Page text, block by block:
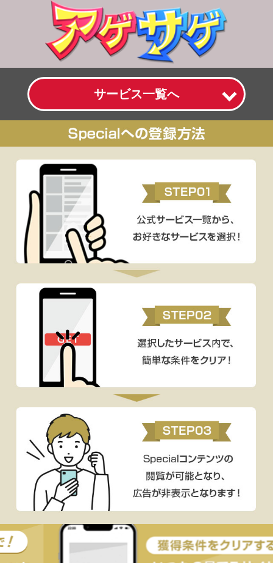
サービス一覧へ